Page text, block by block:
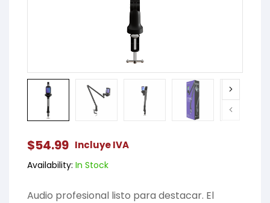
$54.99 Incluye IVA
Availability: In Stock
Audio profesional listo para destacar. El